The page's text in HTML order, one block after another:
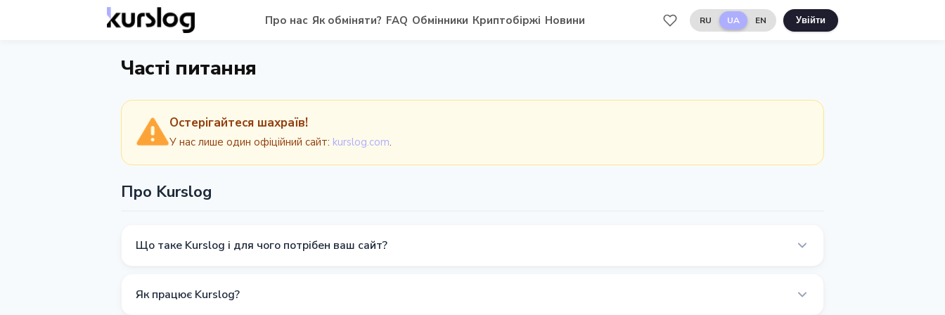
Про нас Як обміняти? FAQ Обмінники Криптобіржі Новини RU UA EN Увійти
Часті питання
Остерігайтеся шахраїв!
У нас лише один офіційний сайт: kurslog.com.
Про Kurslog
Що таке Kurslog і для чого потрібен ваш сайт?
і фіатних грошей, надаючи актуальну інформацію про надійні обмінники в реальному часі.
Як працює Kurslog?